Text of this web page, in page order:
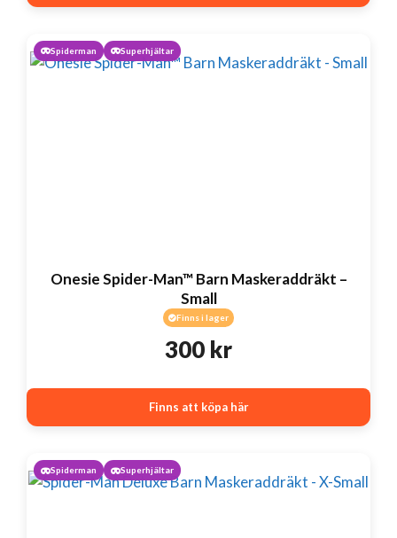
Spiderman Superhjältar
Onesie Spider-Man™ Barn Maskeraddräkt –
Small
Finns i lager
300 kr
Finns att köpa här
Spiderman Superhjältar